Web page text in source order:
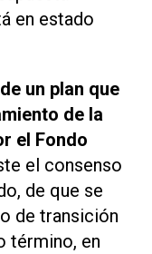
en estado
un plan que
de la
el Fondo
el consenso
de que se
de transición
término, en